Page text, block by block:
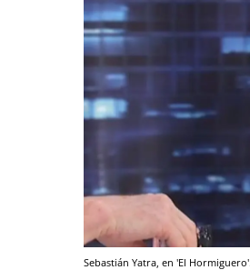
Sebastián Yatra, en 'El Hormiguero'.